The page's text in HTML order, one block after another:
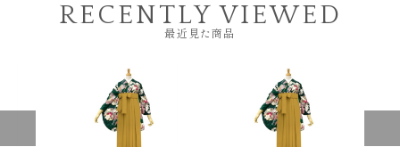
RECENTLY VIEWED
最近見た商品